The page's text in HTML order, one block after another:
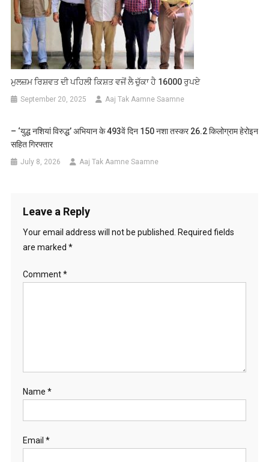
ਮੁਲਜ਼ਮ ਰਿਸ਼ਵਤ ਦੀ ਪਹਿਲੀ ਕਿਸ਼ਤ ਵਜੋਂ ਲੈ ਚੁੱਕਾ ਹੈ 16000 ਰੁਪਏ
September 20, 2025 Aaj Tak Aamne Saamne
– ‘युद्ध नशियां विरुद्ध’ अभियान के 493वें दिन 150 नशा तस्कर 26.2 किलोग्राम हेरोइन
सहित गिरफ्तार
July 8, 2026 Aaj Tak Aamne Saamne
Leave a Reply
Your email address will not be published.
Required fields
are marked *
Comment*
Name *
Email *